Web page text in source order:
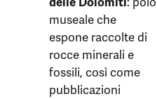
museale che
espone raccolte di
rocce minerali e
fossili, così come
pubblicazioni